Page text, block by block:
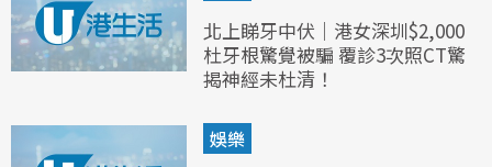
北上睇牙中伏｜港女深圳$2,000
杜牙根驚覺被騙 覆診3次照CT驚
揭神經未杜清！
娛樂